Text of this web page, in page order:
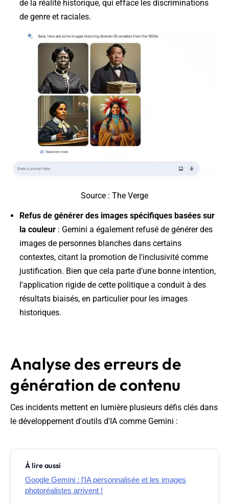
de la réalité historique, qui efface les discriminations
de genre et raciales.
Source : The Verge
Refus de générer des images spécifiques basées sur
la couleur : Gemini a également refusé de générer des
images de personnes blanches dans certains
contextes, citant la promotion de l'inclusivité comme
justification. Bien que cela parte d’une bonne intention,
l'application rigide de cette politique a conduit à des
résultats biaisés, en particulier pour les images
historiques.
Analyse des erreurs de
génération de contenu
Ces incidents mettent en lumière plusieurs défis clés dans
le développement d'outils d'IA comme Gemini :
À lire aussi
Google Gemini : l’IA personnalisée et les images
photoréalistes arrivent !